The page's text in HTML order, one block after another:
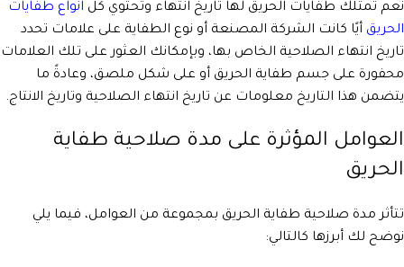
نعم تمتلك طفايات الحريق لها تاريخ انتهاء وتحتوي كل انواع طفايات
الحريق أيًا كانت الشركة المصنعة أو نوع الطفاية على علامات تحدد
تاريخ انتهاء الصلاحية الخاص بها، وبإمكانك العثور على تلك العلامات
محفورة على جسم طفاية الحريق أو على شكل ملصق، وعادةً ما
يتضمن هذا التاريخ معلومات عن تاريخ انتهاء الصلاحية وتاريخ الانتاج.
العوامل المؤثرة على مدة صلاحية طفاية
الحريق
تتأثر مدة صلاحية طفاية الحريق بمجموعة من العوامل، فيما يلي
نوضح لك أبرزها كالتالي: